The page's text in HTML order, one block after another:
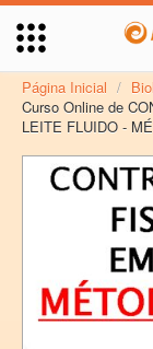
Página Inicial /
Curso Online de
LEITE FLUIDO -